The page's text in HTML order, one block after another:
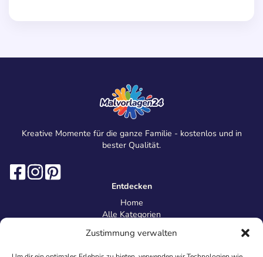
Zustimmung verwalten
Kreative Momente für die ganze Familie - kostenlos und in
bester Qualität.
Entdecken
Home
Alle Kategorien
Information
Über uns